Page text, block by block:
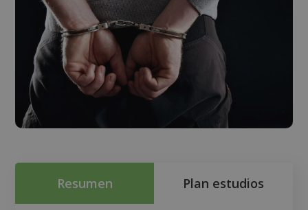
Resumen Plan estudios